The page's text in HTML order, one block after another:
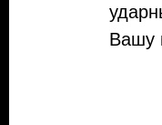
Вашу